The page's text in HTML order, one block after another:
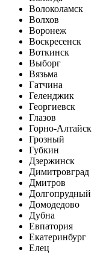
Волоколамск
Волхов
Воронеж
Воскресенск
Воткинск
Выборг
Вязьма
Гатчина
Геленджик
Георгиевск
Глазов
Горно-Алтайск
Грозный
Губкин
Дзержинск
Димитровград
Дмитров
Долгопрудный
Домодедово
Дубна
Евпатория
Екатеринбург
Елец